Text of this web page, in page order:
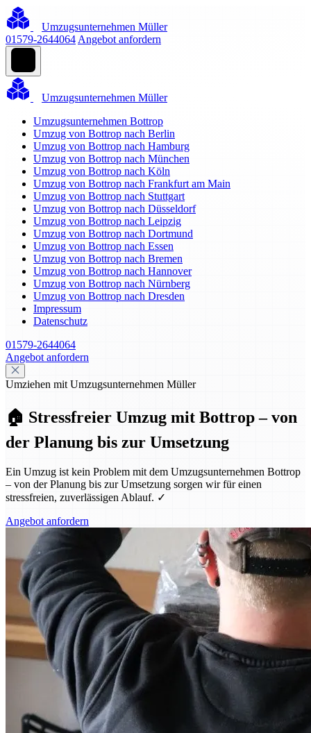
Umzugsunternehmen Müller
01579-2644064 Angebot anfordern
Umzugsunternehmen Müller
Umzugsunternehmen Bottrop
Umzug von Bottrop nach Berlin
Umzug von Bottrop nach Hamburg
Umzug von Bottrop nach München
Umzug von Bottrop nach Köln
Umzug von Bottrop nach Frankfurt am Main
Umzug von Bottrop nach Stuttgart
Umzug von Bottrop nach Düsseldorf
Umzug von Bottrop nach Leipzig
Umzug von Bottrop nach Dortmund
Umzug von Bottrop nach Essen
Umzug von Bottrop nach Bremen
Umzug von Bottrop nach Hannover
Umzug von Bottrop nach Nürnberg
Umzug von Bottrop nach Dresden
Impressum
Datenschutz
01579-2644064
Angebot anfordern
Umziehen mit Umzugsunternehmen Müller
🏠 Stressfreier Umzug mit Bottrop – von
der Planung bis zur Umsetzung
Ein Umzug ist kein Problem mit dem Umzugsunternehmen Bottrop
– von der Planung bis zur Umsetzung sorgen wir für einen
stressfreien, zuverlässigen Ablauf. ✓
Angebot anfordern